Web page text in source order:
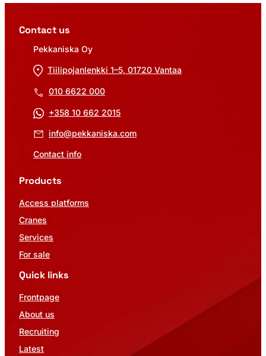
Contact us
Pekkaniska Oy
Tiilipojanlenkki 1–5, 01720 Vantaa
010 6622 000
+358 10 662 2015
info@pekkaniska.com
Contact info
Products
Access platforms
Cranes
Services
For sale
Quick links
Frontpage
About us
Recruiting
Latest